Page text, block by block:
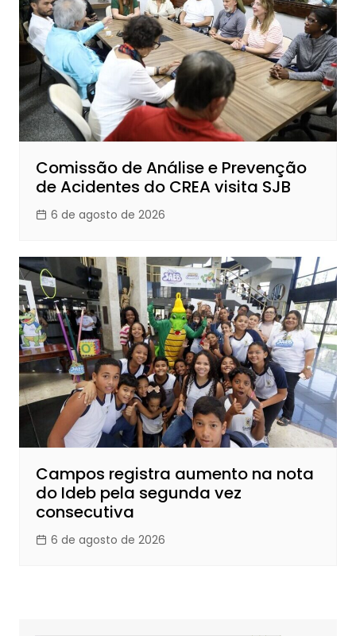
Comissão de Análise e Prevenção
de Acidentes do CREA visita SJB
6 de agosto de 2026
Campos registra aumento na nota
do Ideb pela segunda vez
consecutiva
6 de agosto de 2026